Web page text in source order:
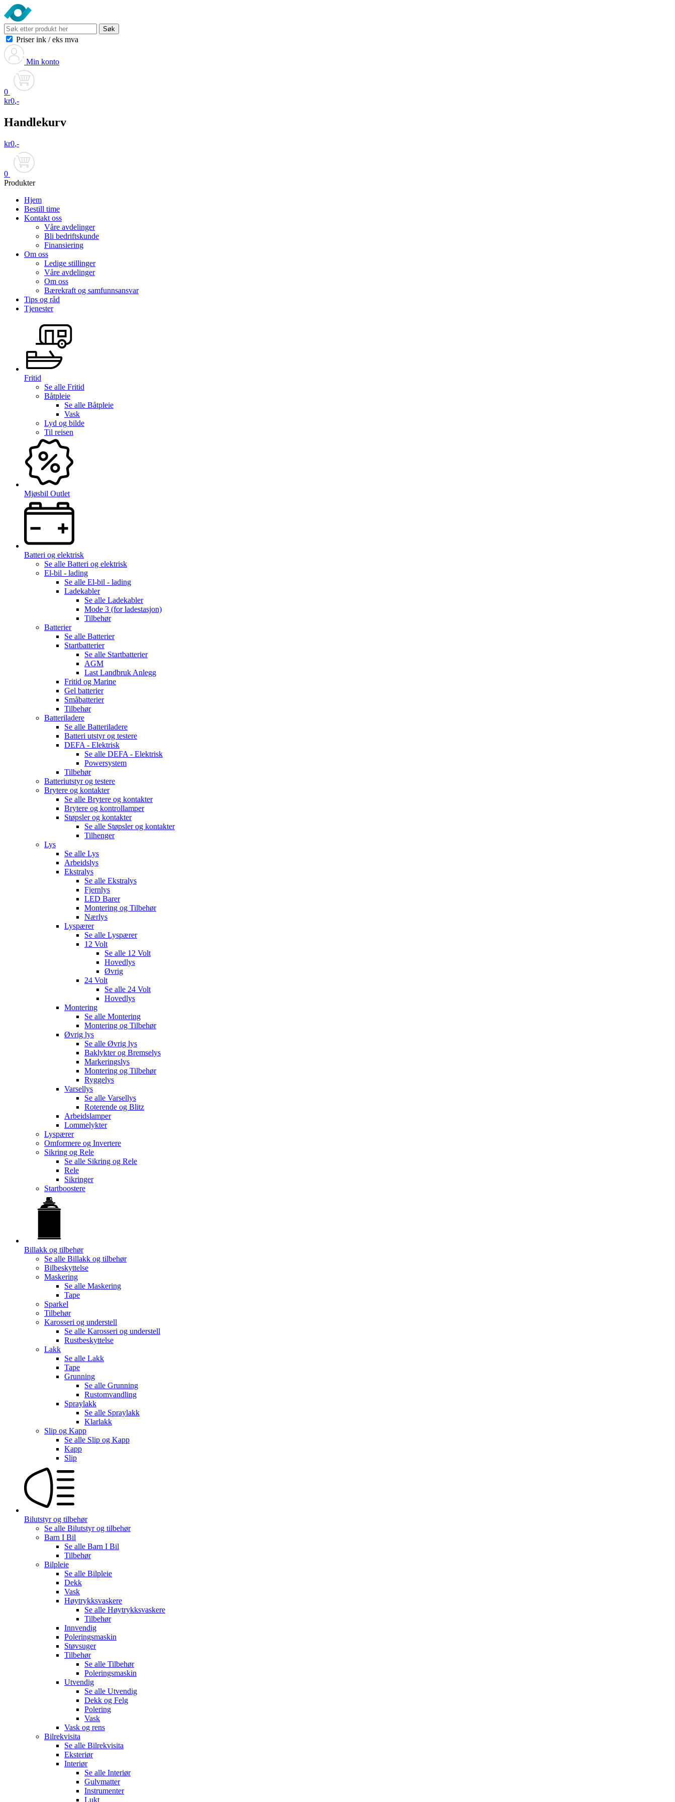
Søk
Priser ink / eks mva
Min konto
0
kr0,-
Handlekurv
kr0,-
0
Produkter
Hjem
Bestill time
Kontakt oss
Våre avdelinger
Bli bedriftskunde
Finansiering
Om oss
Ledige stillinger
Våre avdelinger
Om oss
Bærekraft og samfunnsansvar
Tips og råd
Tjenester
Fritid
Se alle Fritid
Båtpleie
Se alle Båtpleie
Vask
Lyd og bilde
Til reisen
Mjøsbil Outlet
Batteri og elektrisk
Se alle Batteri og elektrisk
El-bil - lading
Se alle El-bil - lading
Ladekabler
Se alle Ladekabler
Mode 3 (for ladestasjon)
Tilbehør
Batterier
Se alle Batterier
Startbatterier
Se alle Startbatterier
AGM
Last Landbruk Anlegg
Fritid og Marine
Gel batterier
Småbatterier
Tilbehør
Batteriladere
Se alle Batteriladere
Batteri utstyr og testere
DEFA - Elektrisk
Se alle DEFA - Elektrisk
Powersystem
Tilbehør
Batteriutstyr og testere
Brytere og kontakter
Se alle Brytere og kontakter
Brytere og kontrollamper
Støpsler og kontakter
Se alle Støpsler og kontakter
Tilhenger
Lys
Se alle Lys
Arbeidslys
Ekstralys
Se alle Ekstralys
Fjernlys
LED Barer
Montering og Tilbehør
Nærlys
Lyspærer
Se alle Lyspærer
12 Volt
Se alle 12 Volt
Hovedlys
Øvrig
24 Volt
Se alle 24 Volt
Hovedlys
Montering
Se alle Montering
Montering og Tilbehør
Øvrig lys
Se alle Øvrig lys
Baklykter og Bremselys
Markeringslys
Montering og Tilbehør
Ryggelys
Varsellys
Se alle Varsellys
Roterende og Blitz
Arbeidslamper
Lommelykter
Lyspærer
Omformere og Invertere
Sikring og Rele
Se alle Sikring og Rele
Rele
Sikringer
Startboostere
Billakk og tilbehør
Se alle Billakk og tilbehør
Bilbeskyttelse
Maskering
Se alle Maskering
Tape
Sparkel
Tilbehør
Karosseri og understell
Se alle Karosseri og understell
Rustbeskyttelse
Lakk
Se alle Lakk
Tape
Grunning
Se alle Grunning
Rustomvandling
Spraylakk
Se alle Spraylakk
Klarlakk
Slip og Kapp
Se alle Slip og Kapp
Kapp
Slip
Bilutstyr og tilbehør
Se alle Bilutstyr og tilbehør
Barn I Bil
Se alle Barn I Bil
Tilbehør
Bilpleie
Se alle Bilpleie
Dekk
Vask
Høytrykksvaskere
Se alle Høytrykksvaskere
Tilbehør
Innvendig
Poleringsmaskin
Støvsuger
Tilbehør
Se alle Tilbehør
Poleringsmaskin
Utvendig
Se alle Utvendig
Dekk og Felg
Polering
Vask
Vask og rens
Bilrekvisita
Se alle Bilrekvisita
Eksteriør
Interiør
Se alle Interiør
Gulvmatter
Instrumenter
Lukt